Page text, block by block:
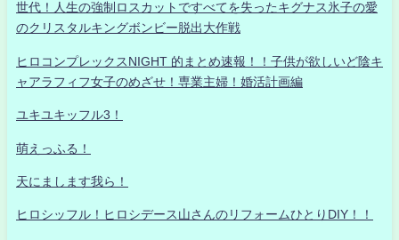
世代！人生の強制ロスカットですべてを失ったキグナス氷子の愛
のクリスタルキングボンビー脱出大作戦
ヒロコンプレックスNIGHT 的まとめ速報！！子供が欲しいど陰キ
ャアラフィフ女子のめざせ！専業主婦！婚活計画編
ユキユキッフル3！
萌えっふる！
天にまします我ら！
ヒロシッフル！ヒロシデース山さんのリフォームひとりDIY！！